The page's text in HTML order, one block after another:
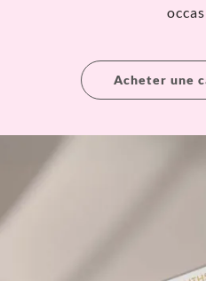
Acheter une